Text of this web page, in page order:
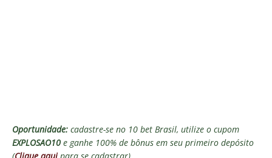
Oportunidade: cadastre-se no 10 bet Brasil, utilize o cupom
EXPLOSAO10 e ganhe 100% de bônus em seu primeiro depósito